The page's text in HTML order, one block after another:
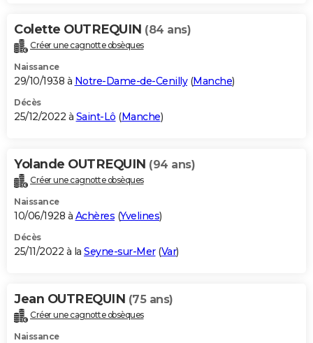
Colette OUTREQUIN (84 ans)
Créer une cagnotte obsèques
Naissance
29/10/1938 à Notre-Dame-de-Cenilly(Manche)
Décès
25/12/2022 à Saint-Lô (Manche)
Yolande OUTREQUIN (94 ans)
Créer une cagnotte obsèques
Naissance
10/06/1928 à Achères (Yvelines)
Décès
25/11/2022 à la Seyne-sur-Mer(Var)
Jean OUTREQUIN (75 ans)
Créer une cagnotte obsèques
Naissance